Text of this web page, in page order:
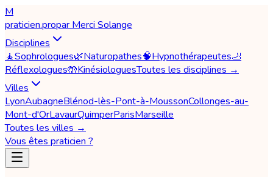
M
praticien.propar Merci Solange
Disciplines
🧘Sophrologues🌿Naturopathes🧠Hypnothérapeutes🦶
Réflexologues🤲KinésiologuesToutes les disciplines →
Villes
LyonAubagneBlénod-lès-Pont-à-MoussonCollonges-au-
Mont-d'OrLavaurQuimperParisMarseille
Toutes les villes →
Vous êtes praticien ?